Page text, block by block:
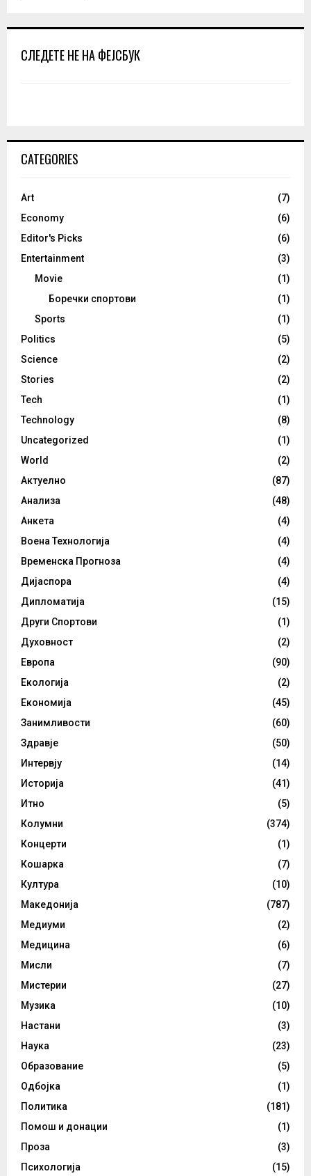
СЛЕДЕТЕ НЕ НА ФЕЈСБУК
CATEGORIES
Art
(7)
Economy
(6)
Editor's Picks
(6)
Entertainment
(3)
Movie
(1)
Боречки спортови
(1)
Sports
(1)
Politics
(5)
Science
(2)
Stories
(2)
Tech
(1)
Technology
(8)
Uncategorized
(1)
World
(2)
Актуелно
(87)
Анализа
(48)
Анкета
(4)
Воена Технологија
(4)
Временска Прогноза
(4)
Дијаспора
(4)
Дипломатија
(15)
Други Спортови
(1)
Духовност
(2)
Европа
(90)
Екологија
(2)
Економија
(45)
Занимливости
(60)
Здравје
(50)
Интервју
(14)
Историја
(41)
Итно
(5)
Колумни
(374)
Концерти
(1)
Кошарка
(7)
Култура
(10)
Македонија
(787)
Медиуми
(2)
Медицина
(6)
Мисли
(7)
Мистерии
(27)
Музика
(10)
Настани
(3)
Наука
(23)
Образование
(5)
Одбојка
(1)
Политика
(181)
Помош и донации
(1)
Проза
(3)
Психологија
(15)